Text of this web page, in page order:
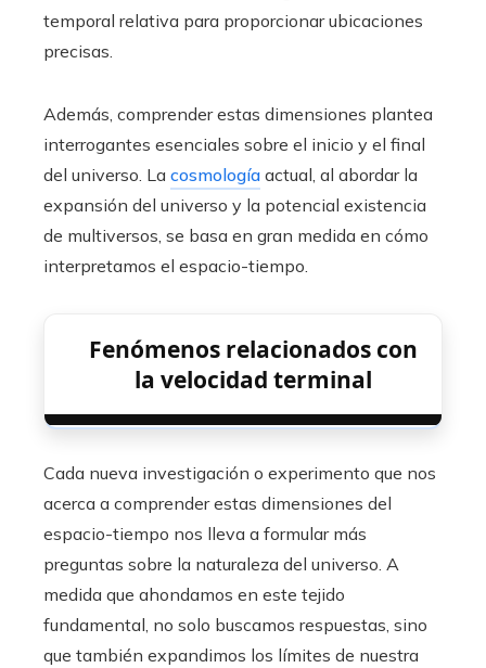
temporal relativa para proporcionar ubicaciones
precisas.
Además, comprender estas dimensiones plantea
interrogantes esenciales sobre el inicio y el final
del universo. La cosmología actual, al abordar la
expansión del universo y la potencial existencia
de multiversos, se basa en gran medida en cómo
interpretamos el espacio-tiempo.
Fenómenos relacionados con
la velocidad terminal
Cada nueva investigación o experimento que nos
acerca a comprender estas dimensiones del
espacio-tiempo nos lleva a formular más
preguntas sobre la naturaleza del universo. A
medida que ahondamos en este tejido
fundamental, no solo buscamos respuestas, sino
que también expandimos los límites de nuestra